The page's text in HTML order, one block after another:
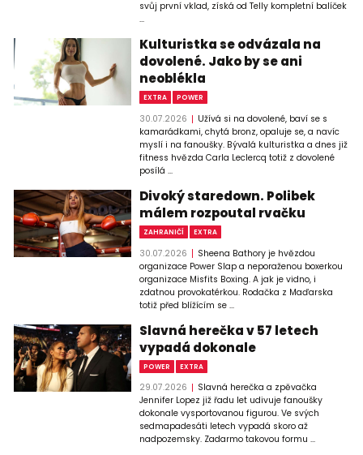
svůj první vklad, získá od Telly kompletní balíček
...
Kulturistka se odvázala na
dovolené. Jako by se ani
neoblékla
EXTRA POWER
30.07.2026
Užívá si na dovolené, baví se s
kamarádkami, chytá bronz, opaluje se, a navíc
myslí i na fanoušky. Bývalá kulturistka a dnes již
fitness hvězda Carla Leclercq totiž z dovolené
posílá ...
Divoký staredown. Polibek
málem rozpoutal rvačku
ZAHRANIČÍ EXTRA
30.07.2026
Sheena Bathory je hvězdou
organizace Power Slap a neporaženou boxerkou
organizace Misfits Boxing. A jak je vidno, i
zdatnou provokatérkou. Rodačka z Maďarska
totiž před blížícím se ...
Slavná herečka v 57 letech
vypadá dokonale
POWER EXTRA
29.07.2026
Slavná herečka a zpěvačka
Jennifer Lopez již řadu let udivuje fanoušky
dokonale vysportovanou figurou. Ve svých
sedmapadesáti letech vypadá skoro až
nadpozemsky. Zadarmo takovou formu ...